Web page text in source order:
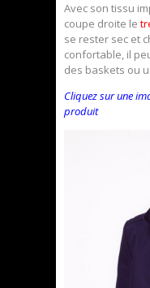
Avec son tissu
coupe droite le
se rester sec et
confortable, il
des baskets ou
Cliquez sur une
produit